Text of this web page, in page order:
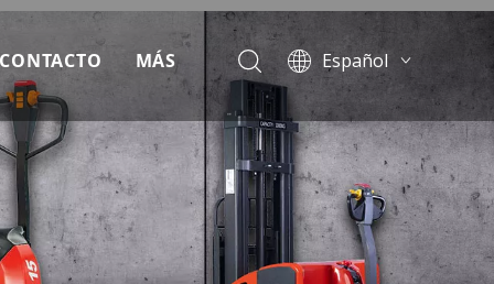
más frecuentes
CONTACTO MÁS
Español
English
Français
Pусский
Português